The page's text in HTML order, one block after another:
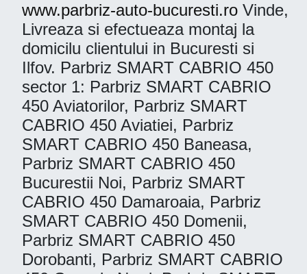
www.parbriz-auto-bucuresti.ro Vinde,
Livreaza si efectueaza montaj la
domicilu clientului in Bucuresti si
Ilfov. Parbriz SMART CABRIO 450
sector 1: Parbriz SMART CABRIO
450 Aviatorilor, Parbriz SMART
CABRIO 450 Aviatiei, Parbriz
SMART CABRIO 450 Baneasa,
Parbriz SMART CABRIO 450
Bucurestii Noi, Parbriz SMART
CABRIO 450 Damaroaia, Parbriz
SMART CABRIO 450 Domenii,
Parbriz SMART CABRIO 450
Dorobanti, Parbriz SMART CABRIO